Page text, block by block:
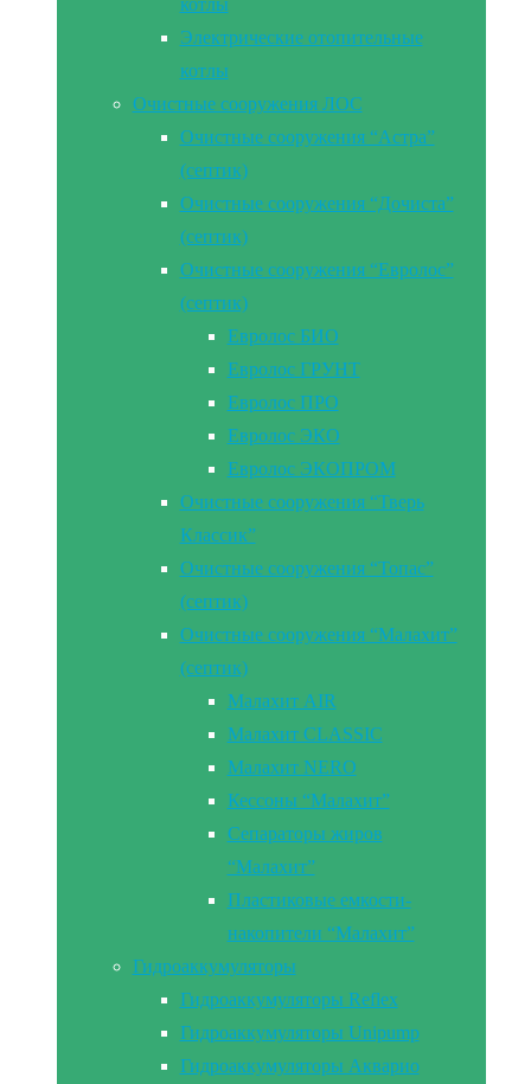
котлы
Электрические отопительные
котлы
Очистные сооружения ЛОС
Очистные сооружения “Астра”
(септик)
Очистные сооружения “Дочиста”
(септик)
Очистные сооружения “Евролос”
(септик)
Евролос БИО
Евролос ГРУНТ
Евролос ПРО
Евролос ЭКО
Евролос ЭКОПРОМ
Очистные сооружения “Тверь
Классик”
Очистные сооружения “Топас”
(септик)
Очистные сооружения “Малахит”
(септик)
Малахит AIR
Малахит CLASSIC
Малахит NERO
Кессоны “Малахит”
Сепараторы жиров
“Малахит”
Пластиковые емкости-
накопители “Малахит”
Гидроаккумуляторы
Гидроаккумуляторы Reflex
Гидроаккумуляторы Unipump
Гидроаккумуляторы Акварио